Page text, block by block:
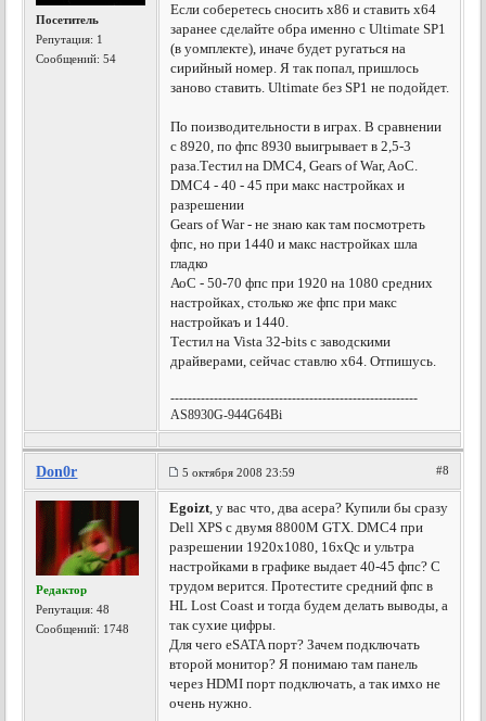
Посетитель
Репутация: 1
Сообщений: 54
Если соберетесь сносить х86 и ставить х64
заранее сделайте обра именно с Ultimate SP1
(в уомплекте), иначе будет ругаться на
сирийный номер. Я так попал, пришлось
заново ставить. Ultimate без SP1 не подойдет.
По поизводительности в играх. В сравнении
с 8920, по фпс 8930 выигрывает в 2,5-3
раза.Тестил на DMC4, Gears of War, AoC.
DMC4 - 40 - 45 при макс настройках и
разрешении
Gears of War - не знаю как там посмотреть
фпс, но при 1440 и макс настройках шла
гладко
АоС - 50-70 фпс при 1920 на 1080 средних
настройках, столько же фпс при макс
настройкаъ и 1440.
Тестил на Vista 32-bits с заводскими
драйверами, сейчас ставлю х64. Отпишусь.
---------------------------------------------------------
AS8930G-944G64Bi
Don0r 5 октября 2008 23:59 #8
Редактор
Репутация:48
Сообщений: 1748
Egoizt, у вас что, два асера? Купили бы сразу
Dell XPS с двумя 8800M GTX. DMC4 при
разрешении 1920х1080, 16xQc и ультра
настройками в графике выдает 40-45 фпс? С
трудом верится. Протестите средний фпс в
HL Lost Coast и тогда будем делать выводы, а
так сухие цифры.
Для чего eSATA порт? Зачем подключать
второй монитор? Я понимаю там панель
через HDMI порт подключать, а так имхо не
очень нужно.